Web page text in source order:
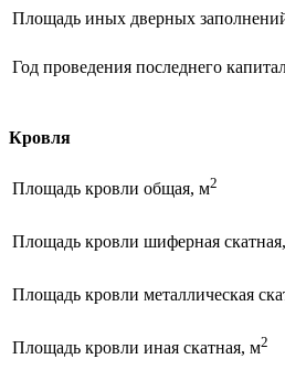
Площадь иных дверных
Год проведения последнего
Кровля
Площадь кровли общая, м2
Площадь кровли шиферная
Площадь кровли металлическая
Площадь кровли иная скатная, м2